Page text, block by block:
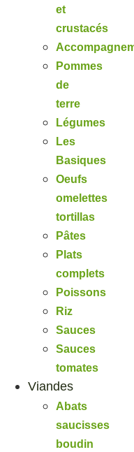
et
crustacés
Pommes
de
terre
Légumes
Les
Basiques
Oeufs
omelettes
tortillas
Pâtes
Plats
complets
Poissons
Riz
Sauces
Sauces
tomates
Viandes
Abats
saucisses
boudin